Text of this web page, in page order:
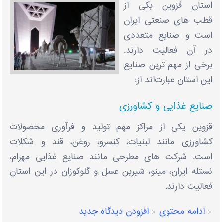
استان قزوین یکی از
قطب ‌های صنعتی ایران
است و صنایع متعددی
در آن فعالیت دارند.
برخی از مهم‌ ترین صنایع
این استان عبارت‌اند از:
صنایع غذایی و کشاورزی
قزوین یکی از مراکز مهم تولید و فرآوری محصولات
کشاورزی مانند لبنیات، کنسرو، روغن، قند و شکلات
است. شرکت ‌های مطرحی مانند صنایع غذایی مهرام،
نستله ایران، مینو، شیرین عسل و گلوکوزان در این استان
فعالیت دارند.
ادامه محتوی
افزودن دیدگاه جدید